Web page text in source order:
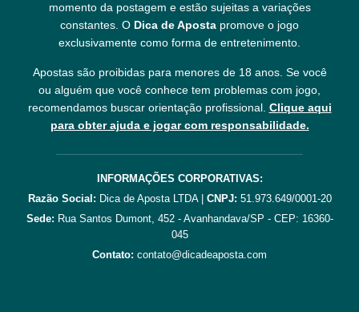
momento da postagem e estão sujeitas a variações
constantes. O Dica de Aposta promove o jogo
exclusivamente como forma de entretenimento.
Apostas são proibidas para menores de 18 anos. Se você
ou alguém que você conhece tem problemas com jogo,
recomendamos buscar orientação profissional. Clique aqui
para obter ajuda e jogar com responsabilidade.
INFORMAÇÕES CORPORATIVAS:
Razão Social: Dica de Aposta LTDA | CNPJ: 51.973.649/0001-20
Sede: Rua Santos Dumont, 452 - Avanhandava/SP - CEP: 16360-
045
Contato: contato@dicadeaposta.com